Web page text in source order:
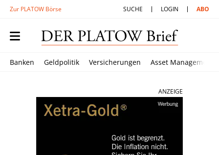
Zur PLATOW Börse SUCHE LOGIN ABO
Banken Geldpolitik Versicherungen Asset Management
ANZEIGE